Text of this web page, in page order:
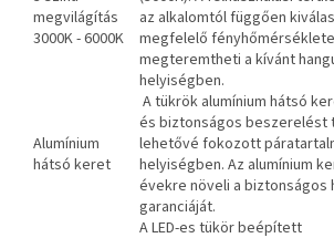
megvilágítás
3000K - 6000K
az alkalomtól függően
megfelelő
megteremtheti a kívánt
helyiségben.
Alumínium
hátsó keret
A tükrök alumínium hátsó
és biztonságos beszerelést
lehetővé fokozott
helyiségben. Az alumínium
évekre növeli a biztonságos
garanciáját.
A LED-es tükör beépített